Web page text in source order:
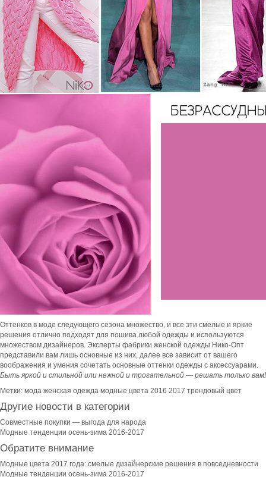
Оттенков в моде следующего сезона множество, и все эти смелые и яркие
решения отлично подходят для пошива любой одежды и используются
множеством дизайнеров. Эксперты фабрики женской одежды Нико-Опт
представили вам лишь основные из них, далее все зависит от вашего
воображения и умения сочетать основные оттенки одежды с аксессуарами.
Быть яркой и стильной или нежной и трогательной — решать только вам!
Метки: мода женская одежда модные цвета 2016 2017 трендовый цвет
Другие новости в категории
Совместные покупки — выгода для народа
Модные тенденции осень-зима 2016-2017
Обратите внимание
Модные цвета 2017 года: смелые дизайнерские решения в повседневности
Модные тенденции осень-зима 2016-2017